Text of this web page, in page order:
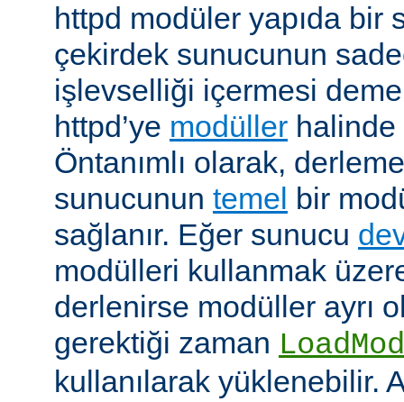
httpd modüler yapıda bir
çekirdek sunucunun
işlevselliği içermesi
httpd’ye modüller
Öntanımlı olarak,
sunucunun temel
bir
sağlanır. Eğer sunucu
modülleri kullanmak
derlenirse modüller ayrı
gerektiği zaman
kullanılarak yüklenebilir.